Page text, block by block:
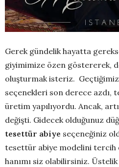
Gerek gündelik hayatta
giyimimize özen göstererek,
oluşturmak isteriz.
seçenekleri son derece azdı,
üretim yapılıyordu. Ancak,
değişti. Gidecek olduğunuz
tesettür abiye seçeneğiniz
tesettür abiye modelini tercih
hanımı siz olabilirsiniz.